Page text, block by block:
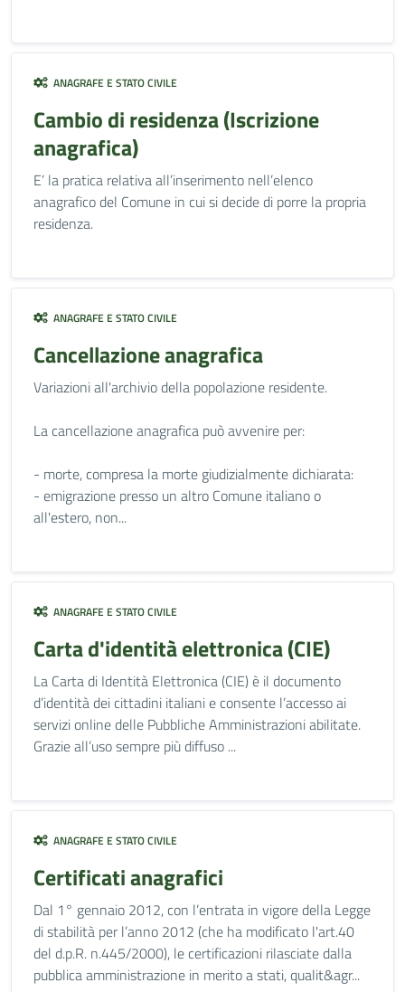
ANAGRAFE E STATO CIVILE
Cambio di residenza (Iscrizione
anagrafica)
E’ la pratica relativa all’inserimento nell’elenco
anagrafico del Comune in cui si decide di porre la propria
residenza.
ANAGRAFE E STATO CIVILE
Cancellazione anagrafica
Variazioni all'archivio della popolazione residente.
La cancellazione anagrafica può avvenire per:
- morte, compresa la morte giudizialmente dichiarata:
- emigrazione presso un altro Comune italiano o
all'estero, non...
ANAGRAFE E STATO CIVILE
Carta d'identità elettronica (CIE)
La Carta di Identità Elettronica (CIE) è il documento
d’identità dei cittadini italiani e consente l’accesso ai
servizi online delle Pubbliche Amministrazioni abilitate.
Grazie all’uso sempre più diffuso ...
ANAGRAFE E STATO CIVILE
Certificati anagrafici
Dal 1° gennaio 2012, con l’entrata in vigore della Legge
di stabilità per l’anno 2012 (che ha modificato l'art.40
del d.p.R. n.445/2000), le certificazioni rilasciate dalla
pubblica amministrazione in merito a stati, qualit&agr...